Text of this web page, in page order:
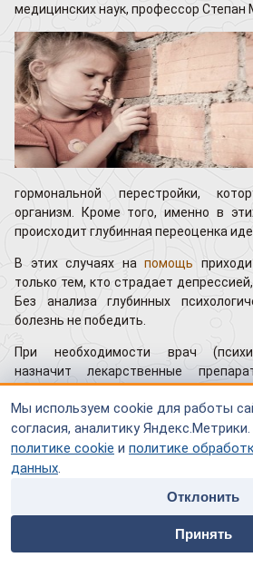
Мы используем cookie для работы
согласия, аналитику
политике cookie и политике
данных.
Отклонить
Принять
home people
Специалисты
медицинских наук, профессор Степан
гормональной перестройки,
организм. Кроме того, именно в
происходит глубинная переоценка
В этих случаях на помощь
только тем, кто страдает
Без анализа глубинных
болезнь не победить.
При необходимости врач
назначит лекарственные
седативные средства, снотворные
зависит от того, каким именно
пациент (апатичной, тоскливой
помешает также соблюдать режим,
принимать витамины, больше
Обратитесь к специалистам.
Статья была взята из газеты"